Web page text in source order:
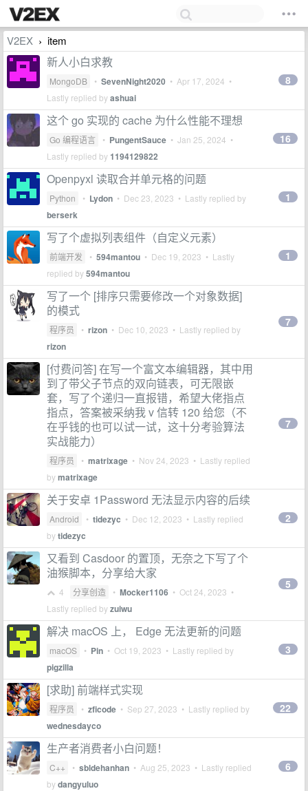
V2EX › item
新人小白求教
MongoDB • SevenNight2020 • Apr 17, 2024 •
Lastly replied byashuai
8
这个 go 实现的 cache 为什么性能不理想
Go 编程语言 • PungentSauce • Jan 25, 2024 •
Lastly replied by1194129822
16
Openpyxl 读取合并单元格的问题
Python • Lydon • Dec 23, 2023 • Lastly replied by
berserk
1
写了个虚拟列表组件（自定义元素）
前端开发 • 594mantou • Dec 19, 2023 • Lastly
replied by594mantou
1
写了一个 [排序只需要修改一个对象数据]
的模式
程序员 • rizon • Dec 10, 2023 • Lastly replied by
rizon
7
[付费问答] 在写一个富文本编辑器，其中用
到了带父子节点的双向链表，可无限嵌
套，写了个递归一直报错，希望大佬指点
指点，答案被采纳我 v 信转 120 给您（不
在乎钱的也可以试一试，这十分考验算法
实战能力）
程序员 • matrixage • Nov 24, 2023 • Lastly replied
bymatrixage
7
关于安卓 1Password 无法显示内容的后续
Android • tidezyc • Dec 12, 2023 • Lastly replied
bytidezyc
2
又看到 Casdoor 的置顶，无奈之下写了个
油猴脚本，分享给大家
4 分享创造 • Mocker1106 • Oct 24, 2023 •
Lastly replied byzuiwu
5
解决 macOS 上， Edge 无法更新的问题
macOS • Pin • Oct 19, 2023 • Lastly replied by
pigzilla
3
[求助] 前端样式实现
程序员 • zficode • Sep 27, 2023 • Lastly replied by
wednesdayco
22
生产者消费者小白问题！
C++ • sbldehanhan • Aug 25, 2023 • Lastly replied
bydangyuluo
6